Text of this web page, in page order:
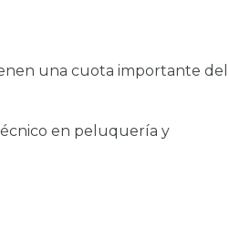
una cuota importante del
en peluquería y